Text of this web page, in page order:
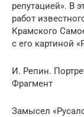
репутацией». В
работ
Крамского
с его картиной
И. Репин.
Фрагмент
Замысел